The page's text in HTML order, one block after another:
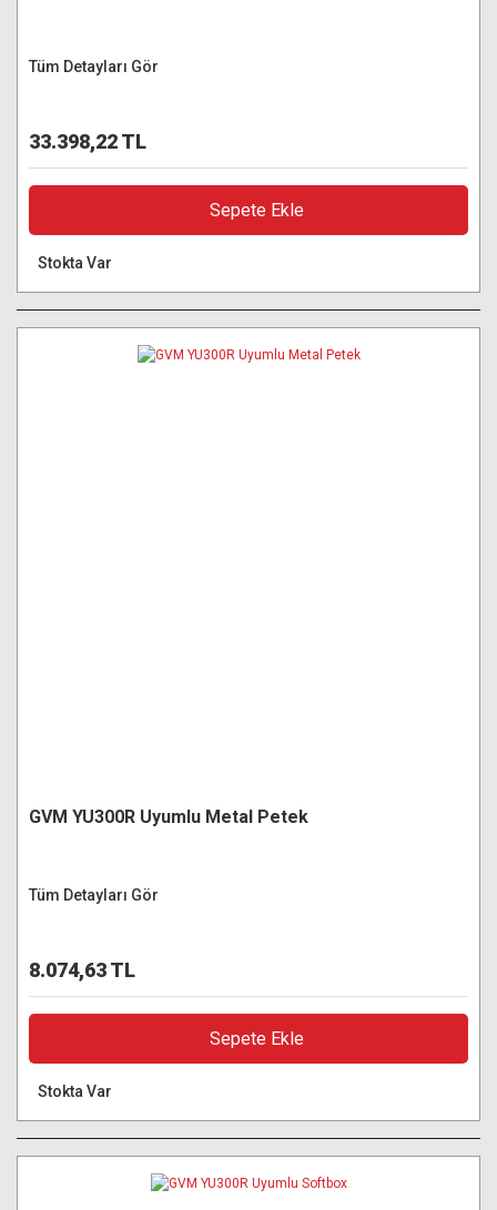
Tüm Detayları Gör
33.398,22 TL
Sepete Ekle
Stokta Var
GVM YU300R Uyumlu Metal Petek
Tüm Detayları Gör
8.074,63 TL
Sepete Ekle
Stokta Var